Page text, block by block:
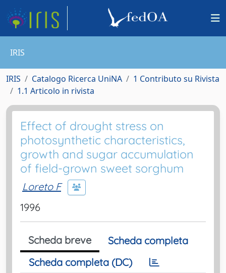
IRIS
IRIS Catalogo Ricerca UniNA
1 Contributo su Rivista
1.1 Articolo in rivista
Effect of drought stress on
photosynthetic characteristics,
growth and sugar accumulation
of field-grown sweet sorghum
Loreto F
1996
Scheda breve
Scheda completa
Scheda completa (DC)